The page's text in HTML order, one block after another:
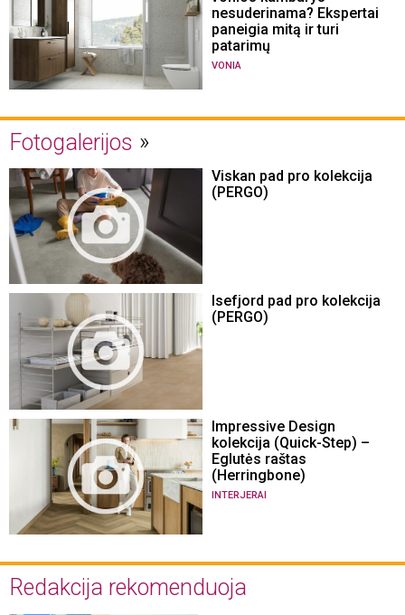
nesuderinama? Ekspertai
paneigia mitą ir turi
patarimų
VONIA
Fotogalerijos
Viskan pad pro kolekcija
(PERGO)
Isefjord pad pro kolekcija
(PERGO)
Impressive Design
kolekcija (Quick-Step) –
Eglutės raštas
(Herringbone)
INTERJERAI
Redakcija rekomenduoja